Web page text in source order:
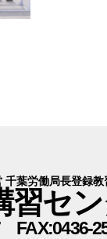
葉労働局長登録教
習セ
FAX:0436-